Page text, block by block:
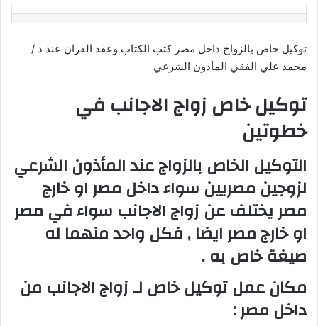
توكيل خاص بالزواج داخل مصر كتب الكتاب وعقد القران عند د /
محمد علي الفقي المأذون الشرعي
توكيل خاص زواج الاجانب في
خطوتين
التوكيل الخاص بالزواج عند المأذون الشرعي
لزوجين مصريين سواء داخل مصر او خارج
مصر يختلف عن زواج الاجانب سواء في مصر
او خارج مصر ايضا , فكل واحد منهما له
صيغة خاص به .
مكان عمل توكيل خاص لـ زواج الاجانب من
داخل مصر :